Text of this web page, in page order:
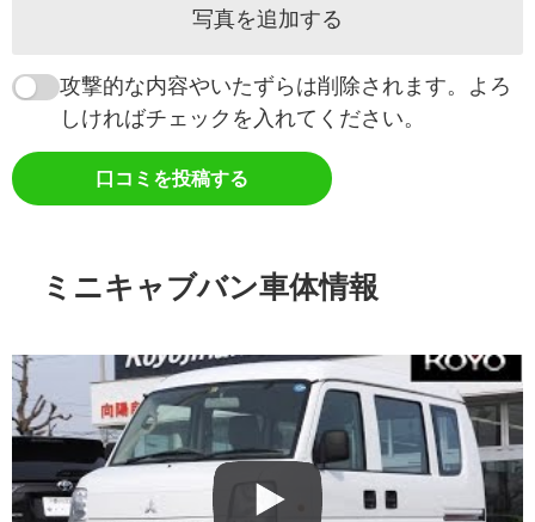
写真を追加する
攻撃的な内容やいたずらは削除されます。よろ
しければチェックを入れてください。
口コミを投稿する
ミニキャブバン車体情報